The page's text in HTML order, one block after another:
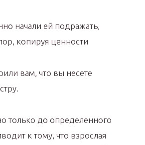
начали ей подражать,
копируя ценности
вам, что вы несете
только до определенного
к тому, что взрослая